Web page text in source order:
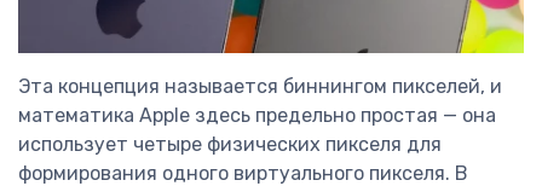
Эта концепция называется биннингом пикселей, и
математика Apple здесь предельно простая — она
использует четыре физических пикселя для
формирования одного виртуального пикселя. В